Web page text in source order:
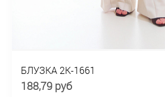
БЛУЗКА 2К-1661
188,79 руб